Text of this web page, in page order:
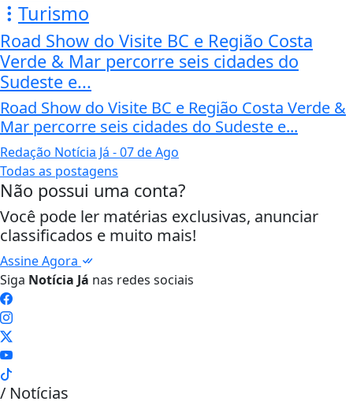
Turismo
Road Show do Visite BC e Região Costa
Verde & Mar percorre seis cidades do
Sudeste e...
Road Show do Visite BC e Região Costa Verde &
Mar percorre seis cidades do Sudeste e...
Redação Notícia Já - 07 de Ago
Todas as postagens
Não possui uma conta?
Você pode ler matérias exclusivas, anunciar
classificados e muito mais!
Assine Agora
Siga Notícia Já nas redes sociais
/ Notícias